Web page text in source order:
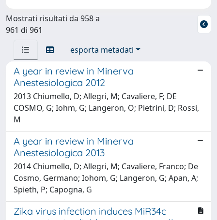
Mostrati risultati da 958 a
961 di 961
esporta metadati
A year in review in Minerva
Anestesiologica 2012
2013 Chiumello, D; Allegri, M; Cavaliere, F; DE
COSMO, G; Iohm, G; Langeron, O; Pietrini, D; Rossi,
M
A year in review in Minerva
Anestesiologica 2013
2014 Chiumello, D; Allegri, M; Cavaliere, Franco; De
Cosmo, Germano; Iohom, G; Langeron, G; Apan, A;
Spieth, P; Capogna, G
Zika virus infection induces MiR34c